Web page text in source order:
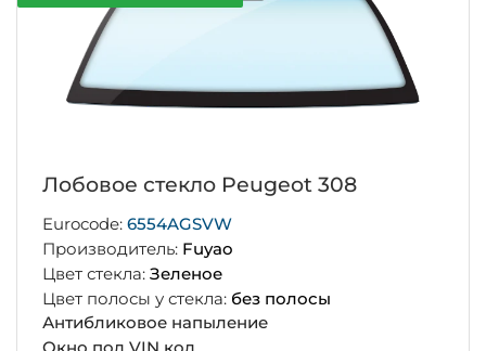
Лобовое стекло Peugeot 308
Eurocode: 6554AGSVW
Производитель: Fuyao
Цвет стекла: Зеленое
Цвет полосы у стекла: без полосы
Антибликовое напыление